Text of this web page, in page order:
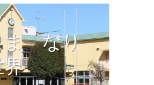
ま なり
界